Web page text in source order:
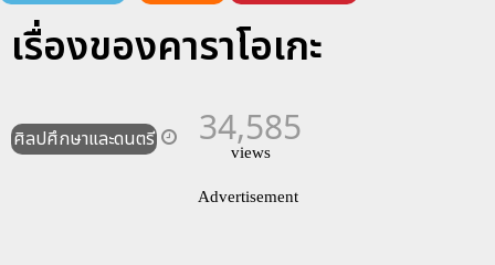
เรื่องของคาราโอเกะ
ศิลปศึกษาและดนตรี 34,585
views
Advertisement